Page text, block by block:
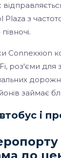
з
Connexxion
роз'єми для
займає
і